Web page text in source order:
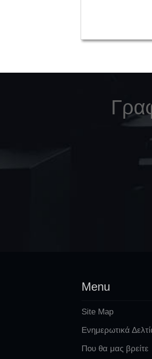
Menu
Site Map
Ενημερωτικά
Που θα μας βρείτε